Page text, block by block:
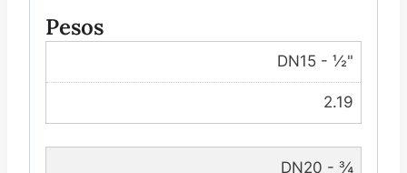
Pesos
DN15 - ½"
2.19
DN20 - ¾